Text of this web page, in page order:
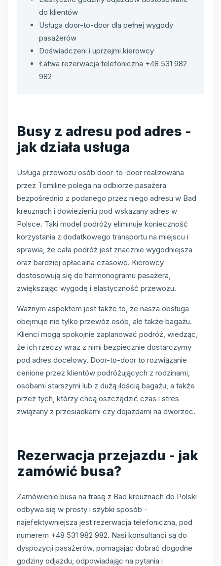
do klientów
Usługa door-to-door dla pełnej wygody
pasażerów
Doświadczeni i uprzejmi kierowcy
Łatwa rezerwacja telefoniczna +48 531 982
982
Busy z adresu pod adres -
jak działa usługa
Usługa przewozu osób door-to-door realizowana
przez Tomiline polega na odbiorze pasażera
bezpośrednio z podanego przez niego adresu w Bad
kreuznach i dowiezieniu pod wskazany adres w
Polsce. Taki model podróży eliminuje konieczność
korzystania z dodatkowego transportu na miejscu i
sprawia, że cała podróż jest znacznie wygodniejsza
oraz bardziej opłacalna czasowo. Kierowcy
dostosowują się do harmonogramu pasażera,
zwiększając wygodę i elastyczność przewozu.
Ważnym aspektem jest także to, że nasza obsługa
obejmuje nie tylko przewóz osób, ale także bagażu.
Klienci mogą spokojnie zaplanować podróż, wiedząc,
że ich rzeczy wraz z nimi bezpiecznie dostarczymy
pod adres docelowy. Door-to-door to rozwiązanie
cenione przez klientów podróżujących z rodzinami,
osobami starszymi lub z dużą ilością bagażu, a także
przez tych, którzy chcą oszczędzić czas i stres
związany z przesiadkami czy dojazdami na dworzec.
Rezerwacja przejazdu - jak
zamówić busa?
Zamówienie busa na trasę z Bad kreuznach do Polski
odbywa się w prosty i szybki sposób -
najefektywniejsza jest rezerwacja telefoniczna, pod
numerem +48 531 982 982. Nasi konsultanci są do
dyspozycji pasażerów, pomagając dobrać dogodne
godziny odjazdu, odpowiadając na pytania i